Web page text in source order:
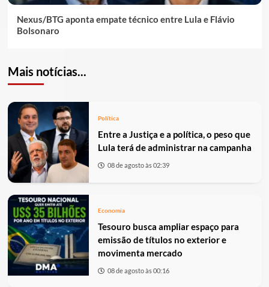
Nexus/BTG aponta empate técnico entre Lula e Flávio
Bolsonaro
Mais notícias...
Política
Entre a Justiça e a política, o peso que
Lula terá de administrar na campanha
08 de agosto às 02:39
Economia
Tesouro busca ampliar espaço para
emissão de títulos no exterior e
movimenta mercado
08 de agosto às 00:16